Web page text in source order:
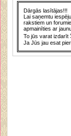
Dārgās lasītājas!!!
Lai saņemtu
rakstiem un
apmainīties ar
To jūs varat izdarīt
Ja Jūs jau esat